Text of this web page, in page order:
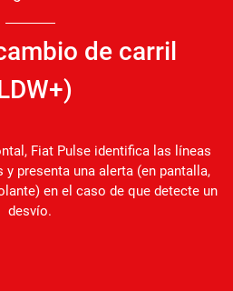
de carril
Fiat Pulse identifica las líneas
presenta una alerta (en pantalla,
en el caso de que detecte un
desvío.